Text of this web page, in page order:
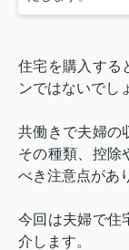
住宅を購入する
ンではないでし
共働きで夫婦の
その種類、控除
べき注意点があ
今回は夫婦で住
介します。